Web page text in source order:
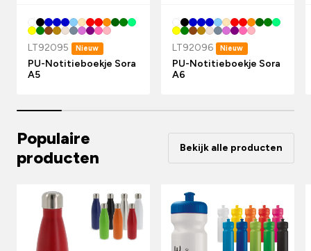
LT92095 Nieuw
PU-Notitieboekje Sora
A5
LT92096 Nieuw
PU-Notitieboekje Sora
A6
Populaire
producten
Bekijk alle producten